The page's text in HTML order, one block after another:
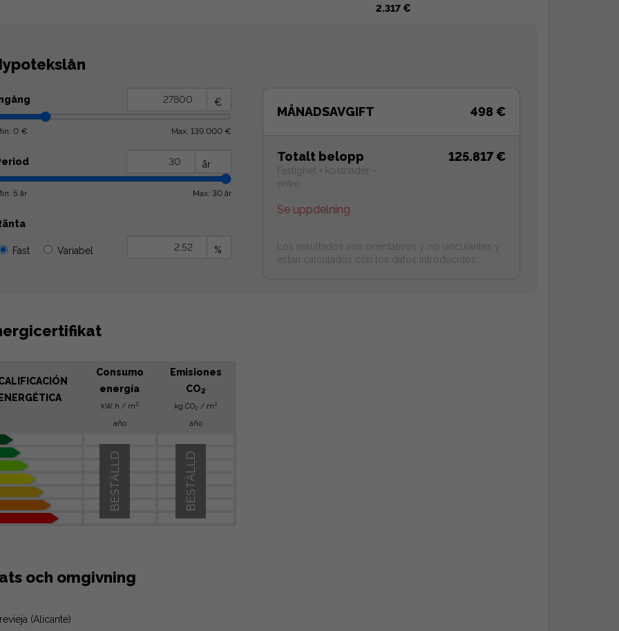
2.317 €
€
0 € Max: 139.000 €
år
5 år Max: 30 år
Fast Variabel %
MÅNADSAVGIFT 498 €
Totalt belopp
Fastighet + kostnader -
entré
Se uppdelning
125.817 €
Los resultados son orientativos y no vinculantes y
estan calculados con los datos introducidos.
ENERGÉTICA
Consumo
energía
kW h / m2
año
Emisiones
CO2
kg CO2 / m2
año
BESTÄLLD
BESTÄLLD
och omgivning
(Alicante)